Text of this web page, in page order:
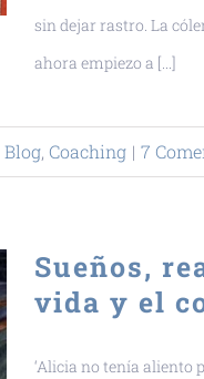
sin dejar rastro. La
ahora empiezo a [...]
Blog, Coaching | 7
Sueños,
vida y el
‘Alicia no tenía aliento